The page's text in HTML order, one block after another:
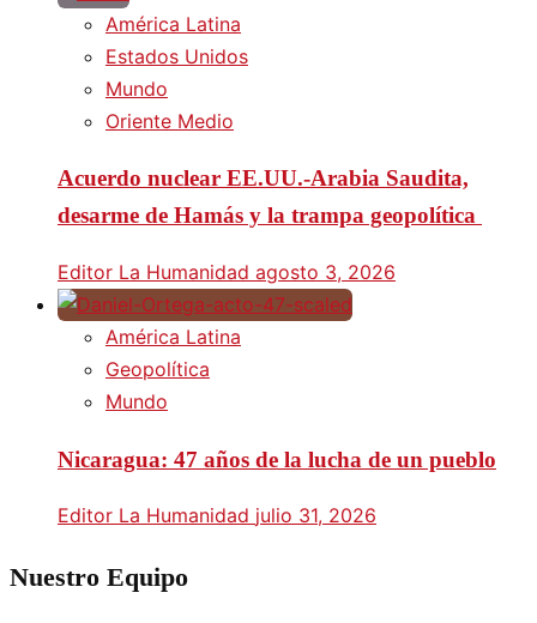
América Latina
Estados Unidos
Mundo
Oriente Medio
Acuerdo nuclear EE.UU.-Arabia Saudita,
desarme de Hamás y la trampa geopolítica
Editor La Humanidad agosto 3, 2026
América Latina
Geopolítica
Mundo
Nicaragua: 47 años de la lucha de un pueblo
Editor La Humanidad julio 31, 2026
Nuestro Equipo